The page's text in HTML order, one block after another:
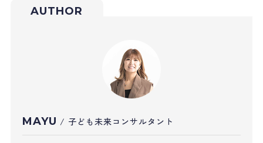
AUTHOR
MAYU / 子ども未来コンサルタント